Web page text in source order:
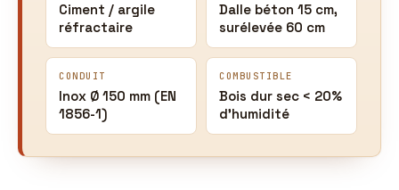
Ciment / argile
réfractaire
Dalle béton 15 cm,
surélevée 60 cm
CONDUIT
Inox Ø 150 mm (EN
1856-1)
COMBUSTIBLE
Bois dur sec < 20%
d’humidité